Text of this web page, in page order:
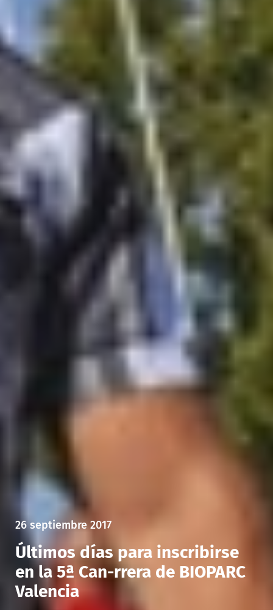
26 septiembre 2017
Últimos días para inscribirse
en la 5ª Can-rrera de BIOPARC
Valencia